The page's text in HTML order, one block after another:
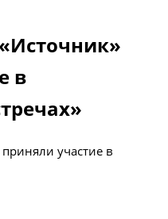
в
участие в